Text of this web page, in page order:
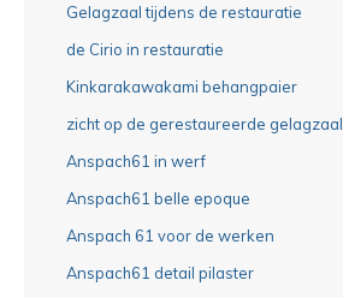
Gelagzaal tijdens de restauratie
de Cirio in restauratie
Kinkarakawakami behangpaier
zicht op de gerestaureerde gelagzaal
Anspach61 in werf
Anspach61 belle epoque
Anspach 61 voor de werken
Anspach61 detail pilaster